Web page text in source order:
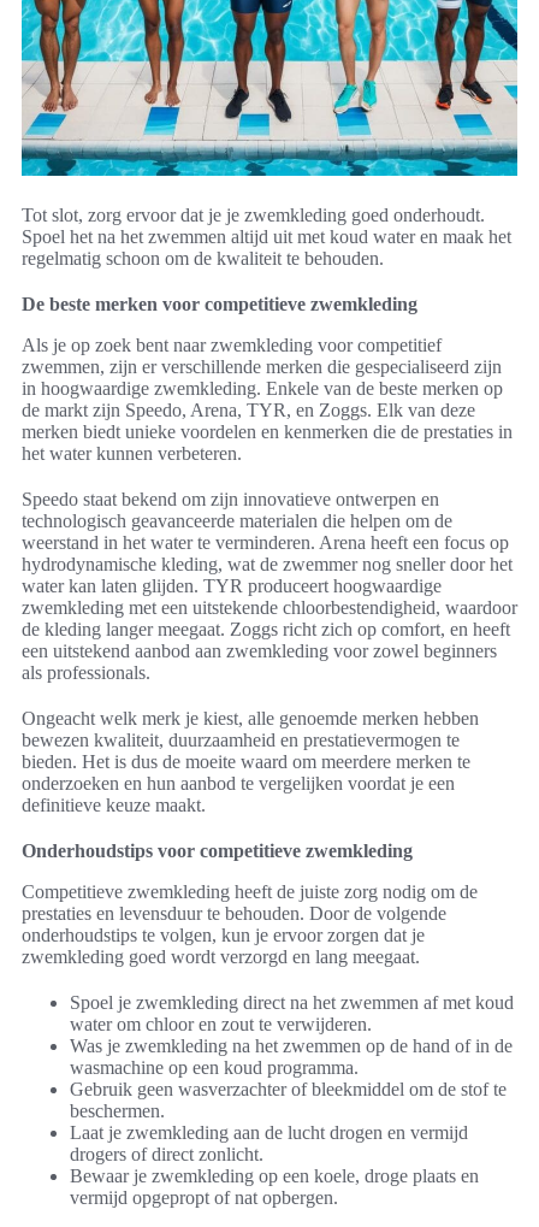
Tot slot, zorg ervoor dat je je zwemkleding goed onderhoudt.
Spoel het na het zwemmen altijd uit met koud water en maak het
regelmatig schoon om de kwaliteit te behouden.
De beste merken voor competitieve zwemkleding
Als je op zoek bent naar zwemkleding voor competitief
zwemmen, zijn er verschillende merken die gespecialiseerd zijn
in hoogwaardige zwemkleding. Enkele van de beste merken op
de markt zijn Speedo, Arena, TYR, en Zoggs. Elk van deze
merken biedt unieke voordelen en kenmerken die de prestaties in
het water kunnen verbeteren.
Speedo staat bekend om zijn innovatieve ontwerpen en
technologisch geavanceerde materialen die helpen om de
weerstand in het water te verminderen. Arena heeft een focus op
hydrodynamische kleding, wat de zwemmer nog sneller door het
water kan laten glijden. TYR produceert hoogwaardige
zwemkleding met een uitstekende chloorbestendigheid, waardoor
de kleding langer meegaat. Zoggs richt zich op comfort, en heeft
een uitstekend aanbod aan zwemkleding voor zowel beginners
als professionals.
Ongeacht welk merk je kiest, alle genoemde merken hebben
bewezen kwaliteit, duurzaamheid en prestatievermogen te
bieden. Het is dus de moeite waard om meerdere merken te
onderzoeken en hun aanbod te vergelijken voordat je een
definitieve keuze maakt.
Onderhoudstips voor competitieve zwemkleding
Competitieve zwemkleding heeft de juiste zorg nodig om de
prestaties en levensduur te behouden. Door de volgende
onderhoudstips te volgen, kun je ervoor zorgen dat je
zwemkleding goed wordt verzorgd en lang meegaat.
Spoel je zwemkleding direct na het zwemmen af met koud
water om chloor en zout te verwijderen.
Was je zwemkleding na het zwemmen op de hand of in de
wasmachine op een koud programma.
Gebruik geen wasverzachter of bleekmiddel om de stof te
beschermen.
Laat je zwemkleding aan de lucht drogen en vermijd
drogers of direct zonlicht.
Bewaar je zwemkleding op een koele, droge plaats en
vermijd opgepropt of nat opbergen.